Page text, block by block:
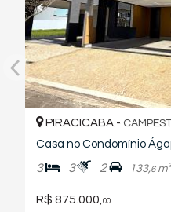
PIRACICABA -
Casa no Condomínio
3 3 2 133,6
R$ 875.000,00